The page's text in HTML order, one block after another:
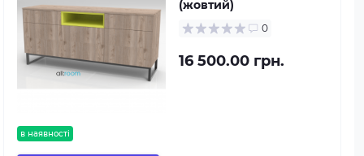
в наявності
(жовтий)
0
16 500.00 грн.